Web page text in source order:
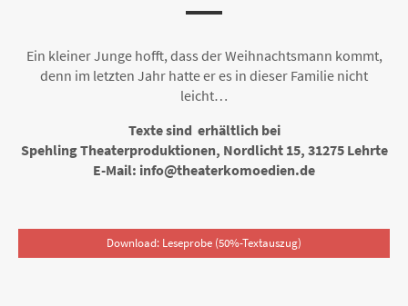
Ein kleiner Junge hofft, dass der Weihnachtsmann kommt,
denn im letzten Jahr hatte er es in dieser Familie nicht
leicht…
Texte sind erhältlich bei
Spehling Theaterproduktionen, Nordlicht 15, 31275 Lehrte
E-Mail: info@theaterkomoedien.de
Download: Leseprobe (50%-Textauszug)